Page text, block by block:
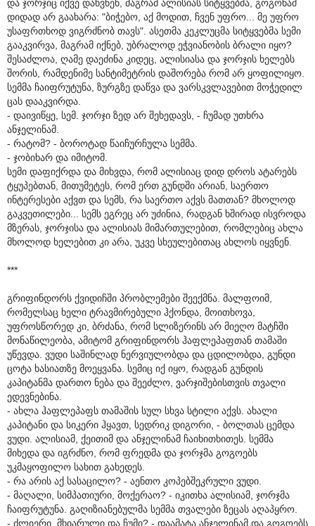
და ჯორჯიც იქვე დაწვნენ, მაგრამ ალისიას სიტყვებმა, გოგონამ
დიდად არ გაახარა: "ბიჭებო, აქ მოდით, ჩვენ უფრო... მე უფრო
უსაფრთხოდ ვიგრძნობ თავს". ასეთმა კეკლუცმა სიტყვებმა სემი
გააკვირვა, მაგრამ იქნებ, უბრალოდ ეჭვიანობის ბრალი იყო?
შესაძლოა, ღამე დაეძინა კიდეც, ალისიასა და ჯორჯის ხელებს
შორის, რამდენიმე სანტიმეტრის დაშორება რომ არ ყოფილიყო.
სემმა ჩაიფრუტუნა, ზურგზე დაწვა და ვარსკვლავებით მოჭედილ
ცას დააკვირდა.
- დაივიწყე, სემ. ჯორჯი ზედ არ შეხედავს, - ჩუმად უთხრა
ანჯელინამ.
- რატომ? - ბოროტად წაიჩურჩულა სემმა.
- ჯობიხარ და იმიტომ.
სემი დაფიქრდა და მიხვდა, რომ ალისიაც დიდ დროს ატარებს
ტყუპებთან, მითუმეტეს, რომ ერთ გუნდში არიან, საერთო
ინტერესები აქვთ და სემს, რა საერთო აქვს მათთან? მხოლოდ
გაკვეთილები... სემს ეგრეც არ უძინია, რადგან ხშირად ისვროდა
მზერას, ჯორჯისა და ალისიას მიმართულებით, რომლებიც ახლა
მხოლოდ ხელებით კი არა, უკვე სხეულებითაც ახლოს იყვნენ.
***
გრიფინდორს ქვიდიჩში პრობლემები შეექმნა. მალფოიმ,
რომელსაც ხელი ტრავმირებული ჰქონდა, მოითხოვა,
უფროსწორედ კი, ბრძანა, რომ სლიზერინს არ მიეღო მატჩში
მონაწილეობა, ამიტომ გრიფინდორს ჰაფლეპაფთან თამაში
უწევდა. ვუდი საშინლად ნერვიულობდა და ცდილობდა, გუნდი
ცოტა ხასიათზე მოეყვანა. სემიც იქ იყო, რადგან გუნდის
კაპიტანმა დართო ნება და შეეძლო, ვარჯიშებისთვის თვალი
ედევნებინა.
- ახლა ჰაფლეპაფს თამაშის სულ სხვა სტილი აქვს. ახალი
კაპიტანი და სიკერი ჰყავთ, სედრიკ დიგორი, - ბოლთას ცემდა
ვუდი. ალისიამ, ქეითიმ და ანჯელინამ ჩაიხითხითეს. სემმა
მიხედა და იგრძნო, რომ ფრედმა და ჯორჯმა გოგოებს
უკმაყოფილო სახით გახედეს.
- რა არის აქ სასაცილო? - აენთო კოპებშეკრული ვუდი.
- მაღალი, სიმპათიური, მოქერაო? - იკითხა ალისიამ, ჯორჯმა
ჩაიფრუტუნა. გაღიზიანებულმა სემმა თვალები ზეცას აღაპყრო.
- ძლიერი, მხიარული და ჩუმი? - დაამატა ანჯელინამ და გოგოებს